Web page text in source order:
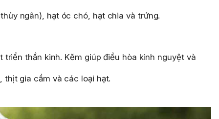
ngân), hạt óc chó, hạt chia và trứng.
thần kinh. Kẽm giúp điều hòa kinh nguyệt và
thịt gia cầm và các loại hạt.